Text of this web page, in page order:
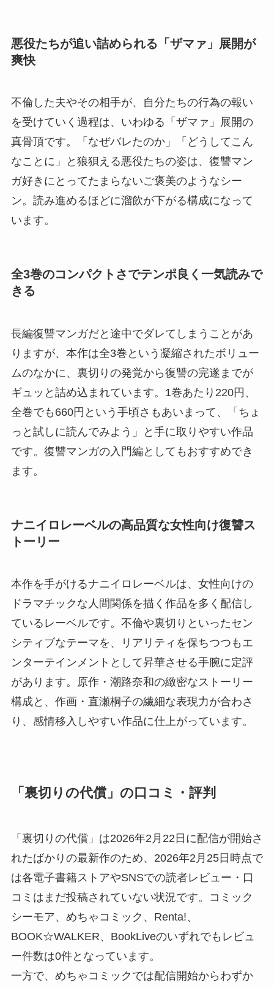
悪役たちが追い詰められる「ザマァ」展開が
爽快
不倫した夫やその相手が、自分たちの行為の報い
を受けていく過程は、いわゆる「ザマァ」展開の
真骨頂です。「なぜバレたのか」「どうしてこん
なことに」と狼狽える悪役たちの姿は、復讐マン
ガ好きにとってたまらないご褒美のようなシー
ン。読み進めるほどに溜飲が下がる構成になって
います。
全3巻のコンパクトさでテンポ良く一気読みで
きる
長編復讐マンガだと途中でダレてしまうことがあ
りますが、本作は全3巻という凝縮されたボリュー
ムのなかに、裏切りの発覚から復讐の完遂までが
ギュッと詰め込まれています。1巻あたり220円、
全巻でも660円という手頃さもあいまって、「ちょ
っと試しに読んでみよう」と手に取りやすい作品
です。復讐マンガの入門編としてもおすすめでき
ます。
ナニイロレーベルの高品質な女性向け復讐ス
トーリー
本作を手がけるナニイロレーベルは、女性向けの
ドラマチックな人間関係を描く作品を多く配信し
ているレーベルです。不倫や裏切りといったセン
シティブなテーマを、リアリティを保ちつつもエ
ンターテインメントとして昇華させる手腕に定評
があります。原作・潮路奈和の緻密なストーリー
構成と、作画・直瀬桐子の繊細な表現力が合わさ
り、感情移入しやすい作品に仕上がっています。
「裏切りの代償」の口コミ・評判
「裏切りの代償」は2026年2月22日に配信が開始さ
れたばかりの最新作のため、2026年2月25日時点で
は各電子書籍ストアやSNSでの読者レビュー・口
コミはまだ投稿されていない状況です。コミック
シーモア、めちゃコミック、Renta!、
BOOK☆WALKER、BookLiveのいずれでもレビュ
ー件数は0件となっています。
一方で、めちゃコミックでは配信開始からわずか